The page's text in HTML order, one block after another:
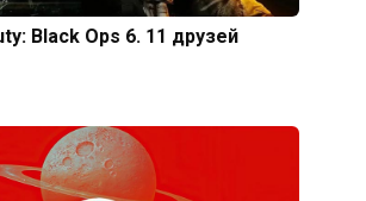
Black Ops 6. 11 друзей